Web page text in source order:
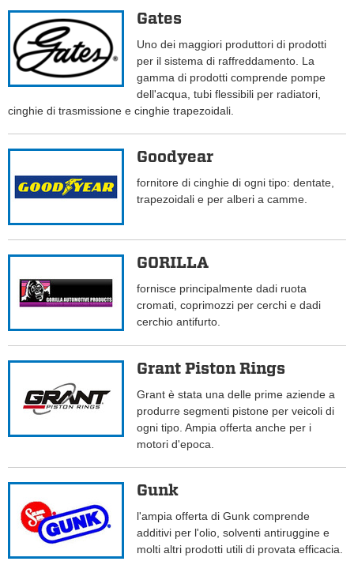
Gates
Uno dei maggiori produttori di prodotti
per il sistema di raffreddamento. La
gamma di prodotti comprende pompe
dell'acqua, tubi flessibili per radiatori,
cinghie di trasmissione e cinghie trapezoidali.
Goodyear
fornitore di cinghie di ogni tipo: dentate,
trapezoidali e per alberi a camme.
GORILLA
fornisce principalmente dadi ruota
cromati, coprimozzi per cerchi e dadi
cerchio antifurto.
Grant Piston Rings
Grant è stata una delle prime aziende a
produrre segmenti pistone per veicoli di
ogni tipo. Ampia offerta anche per i
motori d'epoca.
Gunk
l'ampia offerta di Gunk comprende
additivi per l'olio, solventi antiruggine e
molti altri prodotti utili di provata efficacia.